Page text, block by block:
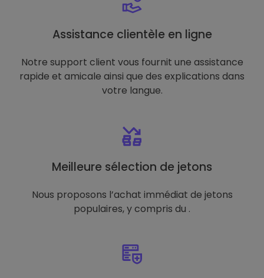
Assistance clientèle en ligne
Notre support client vous fournit une assistance
rapide et amicale ainsi que des explications dans
votre langue.
Meilleure sélection de jetons
Nous proposons l’achat immédiat de jetons
populaires, y compris du .